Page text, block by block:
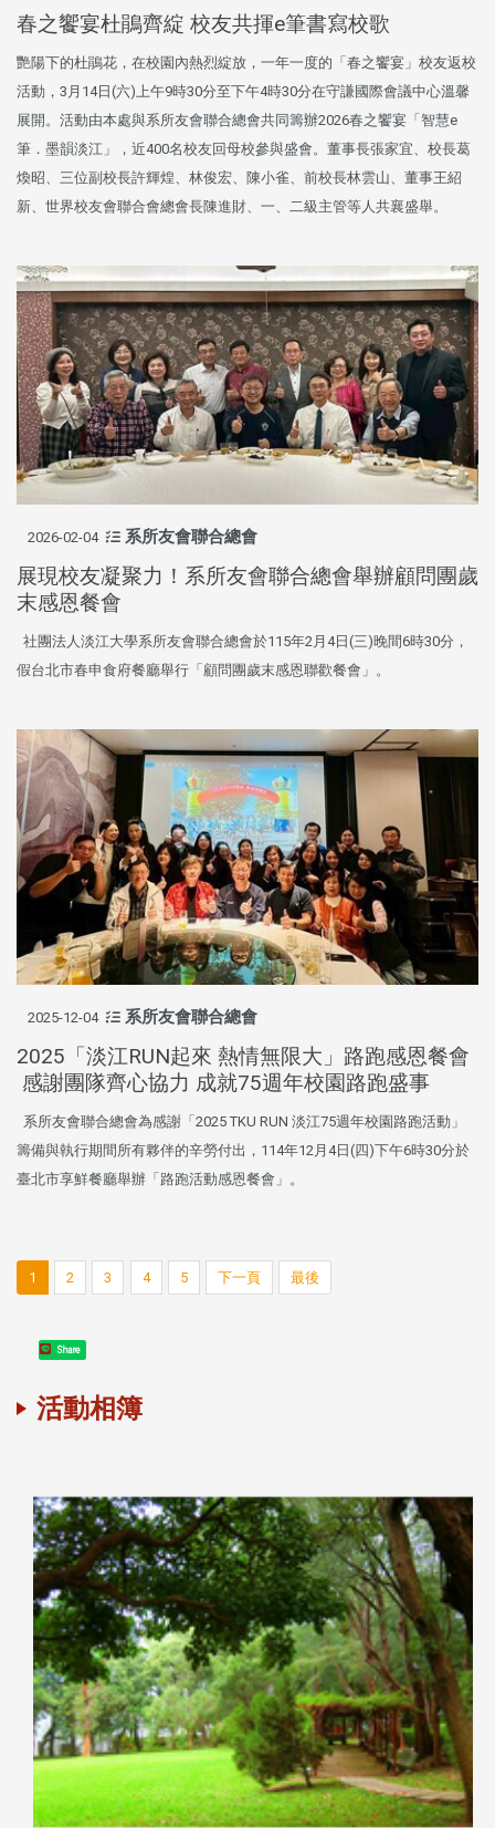
春之饗宴杜鵑齊綻 校友共揮e筆書寫校歌
艷陽下的杜鵑花，在校園內熱烈綻放，一年一度的「春之饗宴」校友返校
活動，3月14日(六)上午9時30分至下午4時30分在守謙國際會議中心溫馨
展開。活動由本處與系所友會聯合總會共同籌辦2026春之饗宴「智慧e
筆．墨韻淡江」，近400名校友回母校參與盛會。董事長張家宜、校長葛
煥昭、三位副校長許輝煌、林俊宏、陳小雀、前校長林雲山、董事王紹
新、世界校友會聯合會總會長陳進財、一、二級主管等人共襄盛舉。
2026-02-04 系所友會聯合總會
展現校友凝聚力！系所友會聯合總會舉辦顧問團歲
末感恩餐會
社團法人淡江大學系所友會聯合總會於115年2月4日(三)晚間6時30分，
假台北市春申食府餐廳舉行「顧問團歲末感恩聯歡餐會」。
2025-12-04 系所友會聯合總會
2025「淡江RUN起來 熱情無限大」路跑感恩餐會
感謝團隊齊心協力 成就75週年校園路跑盛事
系所友會聯合總會為感謝「2025 TKU RUN 淡江75週年校園路跑活動」
籌備與執行期間所有夥伴的辛勞付出，114年12月4日(四)下午6時30分於
臺北市享鮮餐廳舉辦「路跑活動感恩餐會」。
1 2 3 4 5 下一頁 最後
Share
活動相簿